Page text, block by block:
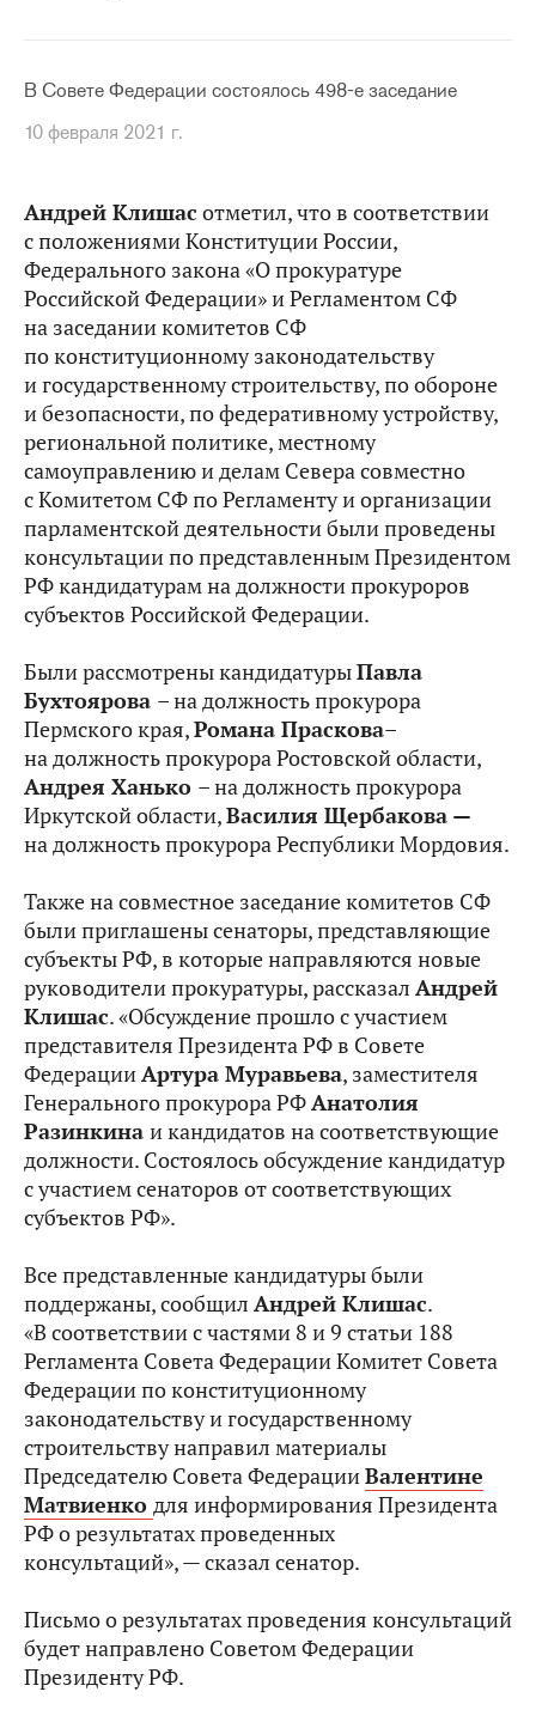
В Совете Федерации состоялось 498-е заседание
10 февраля 2021 г.
Андрей Клишас отметил, что в соответствии
с положениями Конституции России,
Федерального закона «О прокуратуре
Российской Федерации» и Регламентом СФ
на заседании комитетов СФ
по конституционному законодательству
и государственному строительству, по обороне
и безопасности, по федеративному устройству,
региональной политике, местному
самоуправлению и делам Севера совместно
с Комитетом СФ по Регламенту и организации
парламентской деятельности были проведены
консультации по представленным Президентом
РФ кандидатурам на должности прокуроров
субъектов Российской Федерации.
Были рассмотрены кандидатурыПавла
Бухтоярова – на должность прокурора
Пермского края,Романа Праскова–
на должность прокурора Ростовской области,
Андрея Ханько – на должность прокурора
Иркутской области,Василия Щербакова —
на должность прокурора Республики Мордовия.
Также на совместное заседание комитетов СФ
были приглашены сенаторы, представляющие
субъекты РФ, в которые направляются новые
руководители прокуратуры, рассказал Андрей
Клишас. «Обсуждение прошло с участием
представителя Президента РФ в Совете
ФедерацииАртура Муравьева, заместителя
Генерального прокурора РФАнатолия
Разинкина и кандидатов на соответствующие
должности. Состоялось обсуждение кандидатур
с участием сенаторов от соответствующих
субъектов РФ».
Все представленные кандидатуры были
поддержаны, сообщил Андрей Клишас.
«В соответствии с частями 8 и 9 статьи 188
Регламента Совета Федерации Комитет Совета
Федерации по конституционному
законодательству и государственному
строительству направил материалы
Председателю Совета ФедерацииВалентине
Матвиенко для информирования Президента
РФ о результатах проведенных
консультаций», — сказал сенатор.
Письмо о результатах проведения консультаций
будет направлено Советом Федерации
Президенту РФ.